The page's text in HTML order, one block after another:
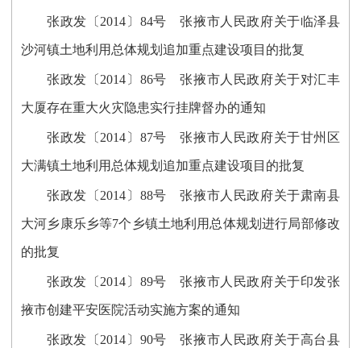
张政发〔2014〕84号 张掖市人民政府关于临泽县
沙河镇土地利用总体规划追加重点建设项目的批复
张政发〔2014〕86号 张掖市人民政府关于对汇丰
大厦存在重大火灾隐患实行挂牌督办的通知
张政发〔2014〕87号 张掖市人民政府关于甘州区
大满镇土地利用总体规划追加重点建设项目的批复
张政发〔2014〕88号 张掖市人民政府关于肃南县
大河乡康乐乡等7个乡镇土地利用总体规划进行局部修改
的批复
张政发〔2014〕89号 张掖市人民政府关于印发张
掖市创建平安医院活动实施方案的通知
张政发〔2014〕90号 张掖市人民政府关于高台县